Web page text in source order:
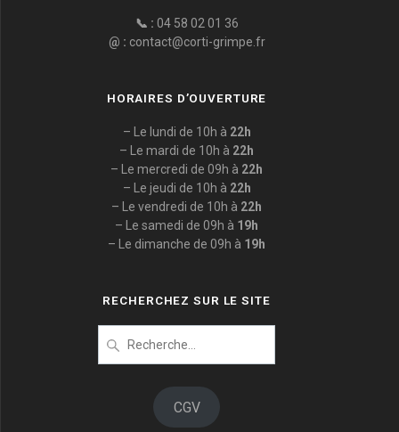
📞 : 04 58 02 01 36
@ : contact@corti-grimpe.fr
HORAIRES D’OUVERTURE
– Le lundi de 10h à 22h
– Le mardi de 10h à 22h
– Le mercredi de 09h à 22h
– Le jeudi de 10h à 22h
– Le vendredi de 10h à 22h
– Le samedi de 09h à 19h
– Le dimanche de 09h à 19h
RECHERCHEZ SUR LE SITE
pour
CGV